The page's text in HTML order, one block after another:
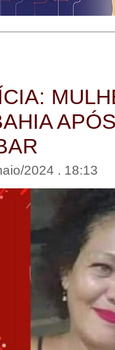
2024 . 18:13